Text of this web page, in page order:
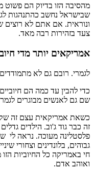
מהסיבה הזו בדיוק הם פשוט
שבישראל נחשב כהתנהגות
ונוראית. אם אתם לא
צעד בזהירות רבה מאד.
אמריקאים יותר מדי
לגמרי. רובם גם לא
שם גם לאנשים מבוגרים
כשאת אמריקאית עצם זה
זה כבר גוד ג'וב. הילדים
פלסטלינה מעוכה. נראה לי
גבוהים, בלונדינים וצחורי
חי באמריקה כל החיוביות
ואוהב אדם.